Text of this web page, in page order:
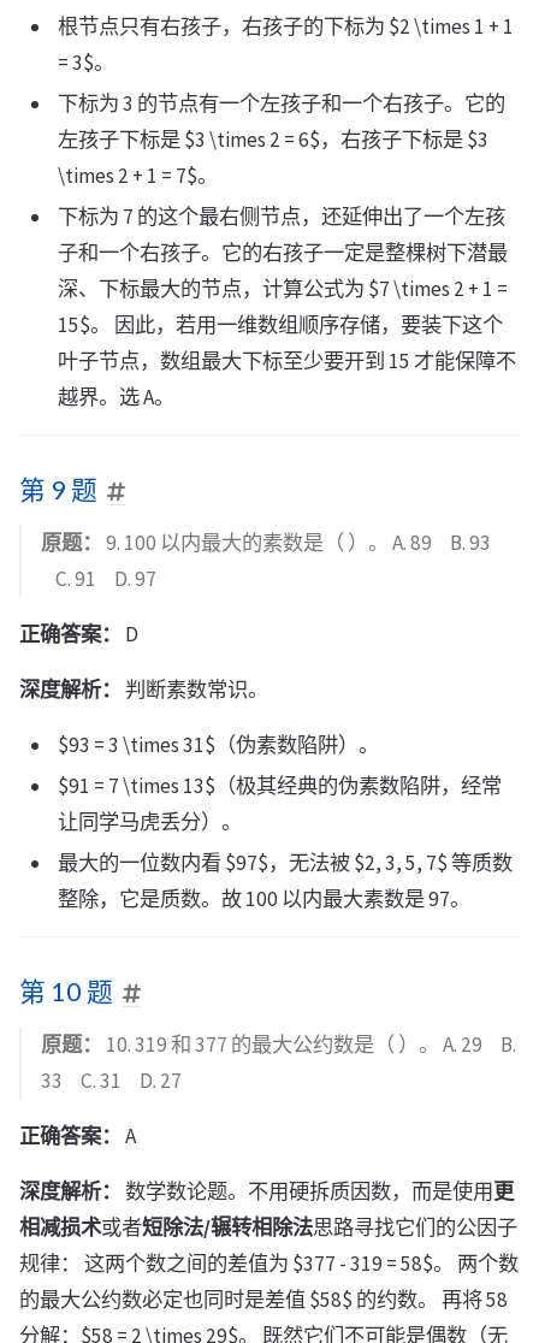
根节点只有右孩子，右孩子的下标为 $2 \times 1 + 1
= 3$。
下标为 3 的节点有一个左孩子和一个右孩子。它的
左孩子下标是 $3 \times 2 = 6$，右孩子下标是 $3
\times 2 + 1 = 7$。
下标为 7 的这个最右侧节点，还延伸出了一个左孩
子和一个右孩子。它的右孩子一定是整棵树下潜最
深、下标最大的节点，计算公式为 $7 \times 2 + 1 =
15$。 因此，若用一维数组顺序存储，要装下这个
叶子节点，数组最大下标至少要开到 15 才能保障不
越界。选 A。
第 9 题
原题： 9. 100 以内最大的素数是（ ）。 A. 89 B. 93
C. 91 D. 97
正确答案： D
深度解析： 判断素数常识。
$93 = 3 \times 31$（伪素数陷阱）。
$91 = 7 \times 13$（极其经典的伪素数陷阱，经常
让同学马虎丢分）。
最大的一位数内看 $97$，无法被 $2, 3, 5, 7$ 等质数
整除，它是质数。故 100 以内最大素数是 97。
第 10 题
原题：
10. 319 和 377 的最大公约数是（ ）。 A. 29 B.
33 C. 31 D. 27
正确答案： A
深度解析： 数学数论题。不用硬拆质因数，而是使用更
相减损术或者短除法/辗转相除法思路寻找它们的公因子
规律： 这两个数之间的差值为 $377 - 319 = 58$。 两个数
的最大公约数必定也同时是差值 $58$ 的约数。 再将 58
分解：$58 = 2 \times 29$。 既然它们不可能是偶数（无